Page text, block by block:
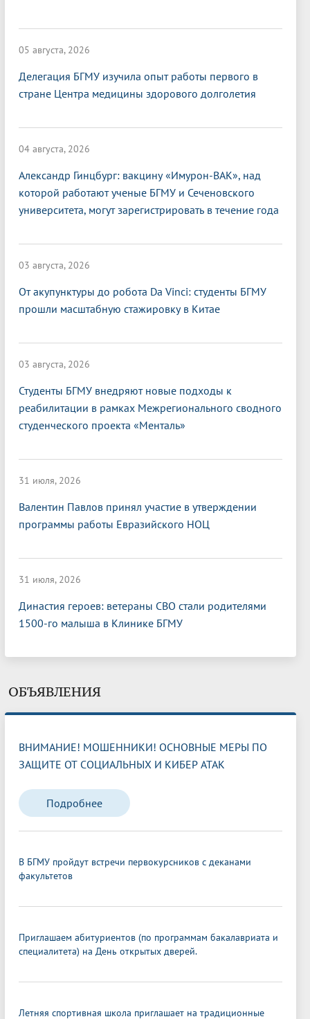
05 августа, 2026
Делегация БГМУ изучила опыт работы первого в
стране Центра медицины здорового долголетия
04 августа, 2026
Александр Гинцбург: вакцину «Имурон-ВАК», над
которой работают ученые БГМУ и Сеченовского
университета, могут зарегистрировать в течение года
03 августа, 2026
От акупунктуры до робота Da Vinci: студенты БГМУ
прошли масштабную стажировку в Китае
03 августа, 2026
Студенты БГМУ внедряют новые подходы к
реабилитации в рамках Межрегионального сводного
студенческого проекта «Менталь»
31 июля, 2026
Валентин Павлов принял участие в утверждении
программы работы Евразийского НОЦ
31 июля, 2026
Династия героев: ветераны СВО стали родителями
1500-го малыша в Клинике БГМУ
ОБЪЯВЛЕНИЯ
ВНИМАНИЕ! МОШЕННИКИ! ОСНОВНЫЕ МЕРЫ ПО
ЗАЩИТЕ ОТ СОЦИАЛЬНЫХ И КИБЕР АТАК
Подробнее
В БГМУ пройдут встречи первокурсников с деканами
факультетов
Приглашаем абитуриентов (по программам бакалавриата и
специалитета) на День открытых дверей.
Летняя спортивная школа приглашает на традиционные